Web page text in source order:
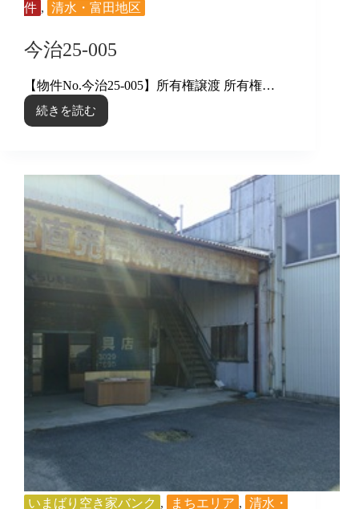
件 , 清水・富田地区
今治25-005
【物件No.今治25-005】所有権譲渡 所有権…
続きを読む
今
いまばり空き家バンク , まちエリア , 清水・